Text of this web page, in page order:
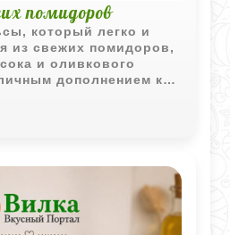
помидоров
который легко и
из свежих помидоров,
и оливкового
дополнением к
субботнем столе.
порадует вас своим
пользу, добавив